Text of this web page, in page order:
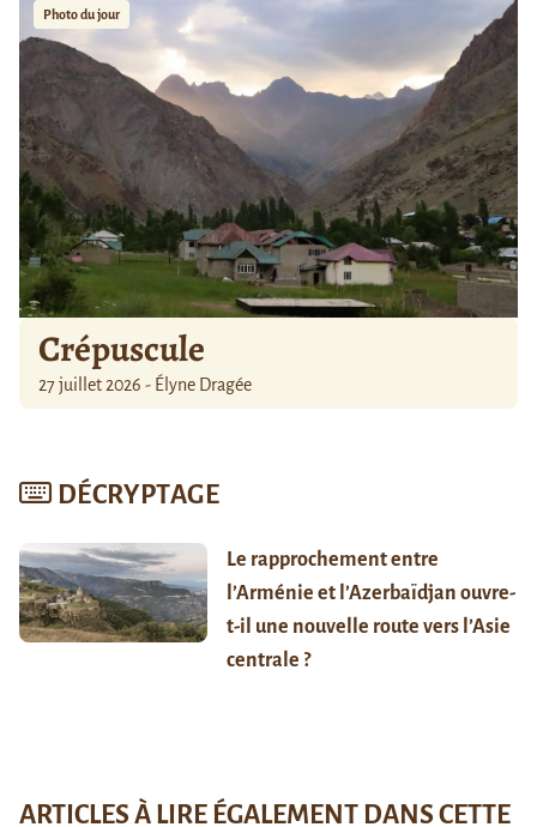
Photo du jour
Crépuscule
27 juillet 2026 - Élyne Dragée
DÉCRYPTAGE
Le rapprochement entre
l’Arménie et l’Azerbaïdjan ouvre-
t-il une nouvelle route vers l’Asie
centrale ?
ARTICLES À LIRE ÉGALEMENT DANS CETTE